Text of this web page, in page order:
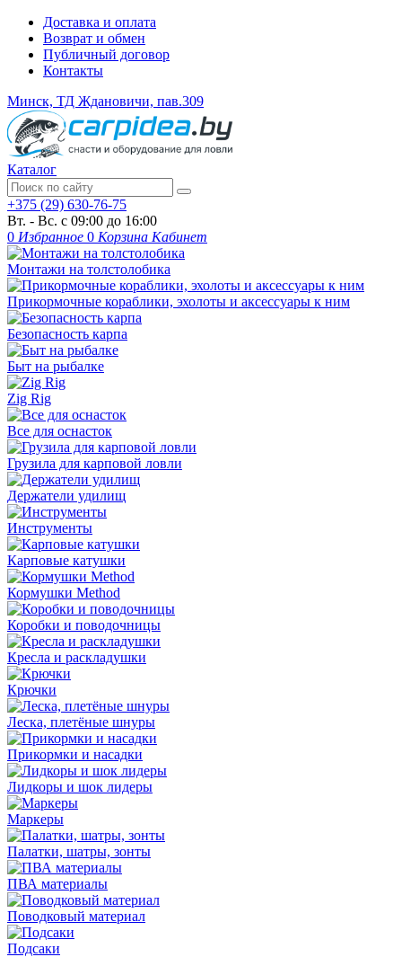
Доставка и оплата
Возврат и обмен
Публичный договор
Контакты
Минск, ТД Ждановичи, пав.309
Каталог
+375 (29) 630-76-75
Вт. - Вс. с 09:00 до 16:00
0 Избранное 0 Корзина Кабинет
Монтажи на толстолобика
Прикормочные кораблики, эхолоты и аксессуары к ним
Безопасность карпа
Быт на рыбалке
Zig Rig
Все для оснасток
Грузила для карповой ловли
Держатели удилищ
Инструменты
Карповые катушки
Кормушки Method
Коробки и поводочницы
Кресла и раскладушки
Крючки
Леска, плетёные шнуры
Прикормки и насадки
Лидкоры и шок лидеры
Маркеры
Палатки, шатры, зонты
ПВА материалы
Поводковый материал
Подсаки